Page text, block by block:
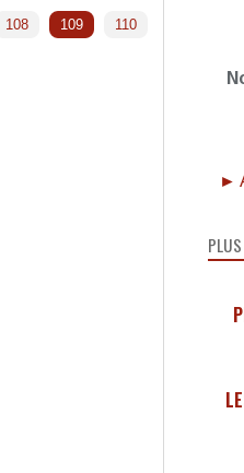
108 109 110
►